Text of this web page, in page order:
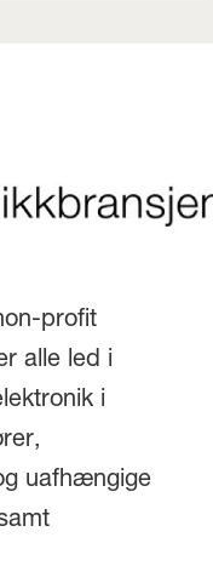
profit
alle led i
i
uafhængige